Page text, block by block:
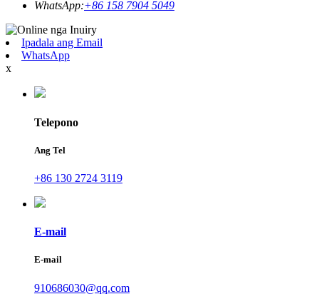
WhatsApp:+86 158 7904 5049
Ipadala ang Email
WhatsApp
x
Telepono
Ang Tel
+86 130 2724 3119
E-mail
E-mail
910686030@qq.com